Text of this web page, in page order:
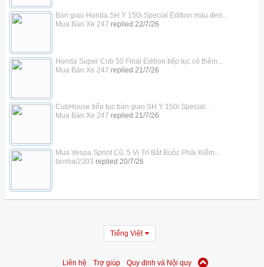
Bàn giao Honda SH Ý 150i Special Edition màu đen...
Mua Bán Xe 247 replied 22/7/26
Honda Super Cub 50 Final Edition tiếp tục có thêm...
Mua Bán Xe 247 replied 21/7/26
CubHouse tiếp tục bàn giao SH Ý 150i Special...
Mua Bán Xe 247 replied 21/7/26
Mua Vespa Sprint Cũ: 5 Vị Trí Bắt Buộc Phải Kiểm...
tienhai2303 replied 20/7/26
Tiếng Việt
Liên hệ Trợ giúp Quy định và Nội quy